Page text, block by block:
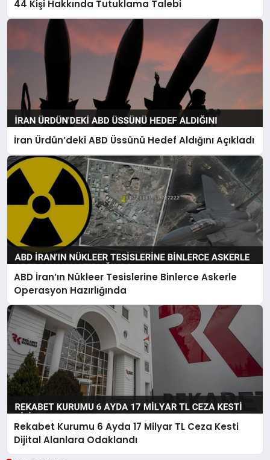
44 Kişi Hakkında Tutuklama Talebi
İran Ürdün’deki ABD Üssünü Hedef Aldığını Açıkladı
ABD İran’ın Nükleer Tesislerine Binlerce Askerle
Operasyon Hazırlığında
Rekabet Kurumu 6 Ayda 17 Milyar TL Ceza Kesti
Dijital Alanlara Odaklandı